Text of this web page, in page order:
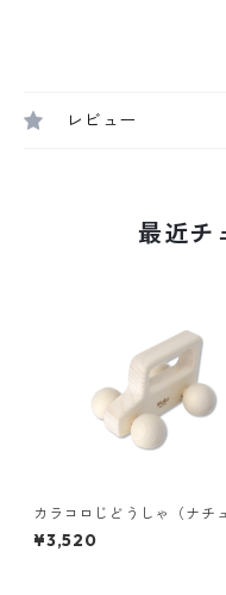
レビュー
最近チ
カラコロじどうしゃ（ナチ
ラル）
¥3,520